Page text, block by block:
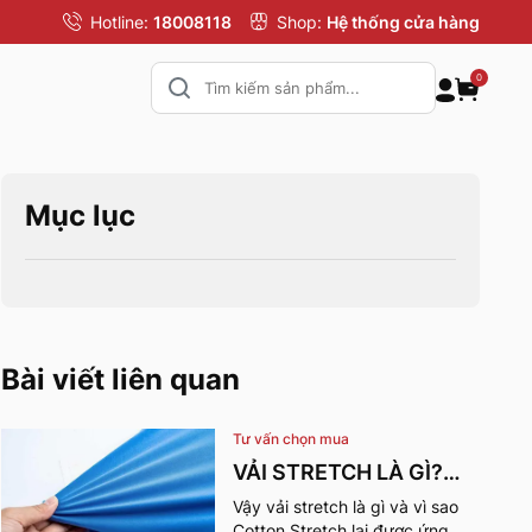
Hotline: 18008118 Shop: Hệ thống cửa hàng
0
Mục lục
Bài viết liên quan
Tư vấn chọn mua
VẢI STRETCH LÀ GÌ?
NHỮNG ƯU ĐIỂM VÀ
Vậy vải stretch là gì và vì sao